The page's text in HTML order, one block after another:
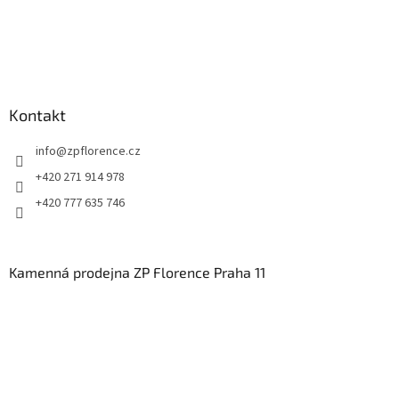
Kontakt
info@zpflorence.cz
+420 271 914 978
+420 777 635 746
Kamenná prodejna ZP Florence Praha 11